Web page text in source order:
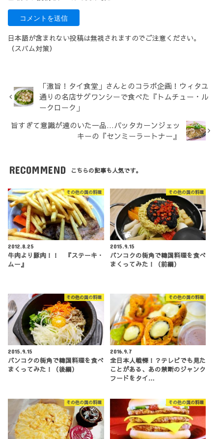
日本語が含まれない投稿は無視されますのでご注意ください。
（スパム対策）
「激旨！タイ食堂」さんとのコラボ企画！ウィタユ
通りの名店サグワンシーで食べた『トムチュー・ル
ークローク」
旨すぎて意識が遠のいた一品…パッタカーンジェッ
キーの『センミーラートナー』
RECOMMEND こちらの記事も人気です。
その他の国の料理
2012.8.25
牛肉より豚肉！！ 『ステーキ・
ムー』
その他の国の料理
2015.9.15
バンコクの街角で韓国料理を食べ
まくってみた！（前編）
その他の国の料理
2015.9.15
バンコクの街角で韓国料理を食べ
まくってみた！（後編）
その他の国の料理
2016.9.7
全日本人戦慄！？テレビでも見た
ことがある、あの禁断のジャンク
フードをタイ…
その他の国の料理 その他の国の料理